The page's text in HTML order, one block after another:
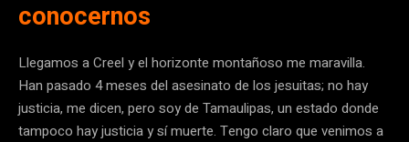
conocernos
Llegamos a Creel y el horizonte montañoso me maravilla.
Han pasado 4 meses del asesinato de los jesuitas; no hay
justicia, me dicen, pero soy de Tamaulipas, un estado donde
tampoco hay justicia y sí muerte. Tengo claro que venimos a